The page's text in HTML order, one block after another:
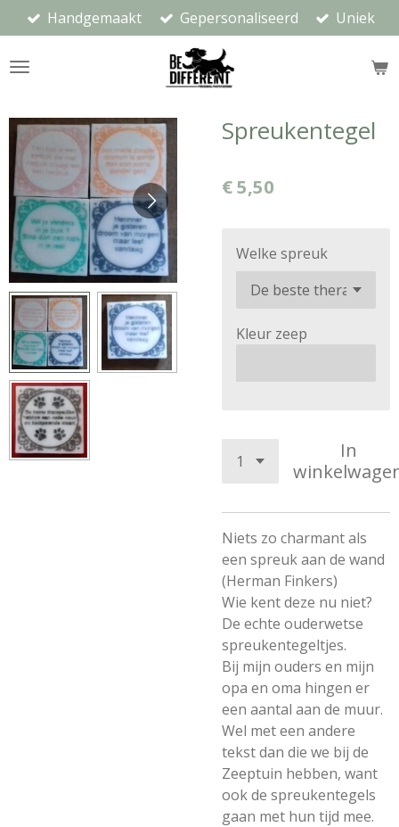
direct
naar
Handgemaakt Gepersonaliseerd Uniek
Spreukentegel
€ 5,50
Welke spreuk
Kleur zeep
In
Niets zo charmant als
een spreuk aan de wand
(Herman Finkers)
Wie kent deze nu niet?
De echte ouderwetse
spreukentegeltjes.
Bij mijn ouders en mijn
opa en oma hingen er
een aantal aan de muur.
Wel met een andere
tekst dan die we bij de
Zeeptuin hebben, want
ook de spreukentegels
gaan met hun tijd mee.